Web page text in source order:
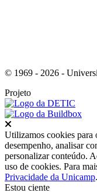
© 1969 - 2026 -
Projeto
Utilizamos cookies para
desempenho, analisar
personalizar conteúdo.
uso de cookies. Para
Privacidade da Unicamp.
Estou ciente